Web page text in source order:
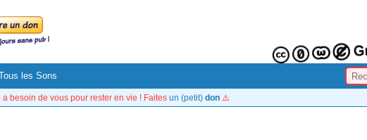
les Sons
a besoin de vous pour rester en vie ! Faites un (petit) don ⚠️